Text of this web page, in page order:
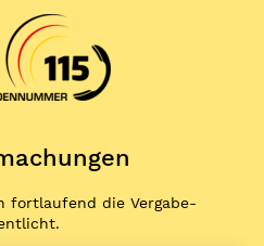
fortlaufend die Vergabe­